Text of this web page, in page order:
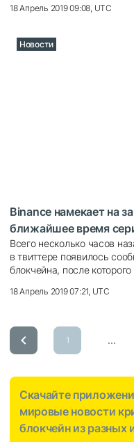
18 Апрель 2019 09:08, UTC
Новости
Binance намекает на
ближайшее время
Всего несколько часов
в твиттере появилось
блокчейна, после
18 Апрель 2019 07:21, UTC
1 ...
Скачайте
мировые новости
блокчейн из разных